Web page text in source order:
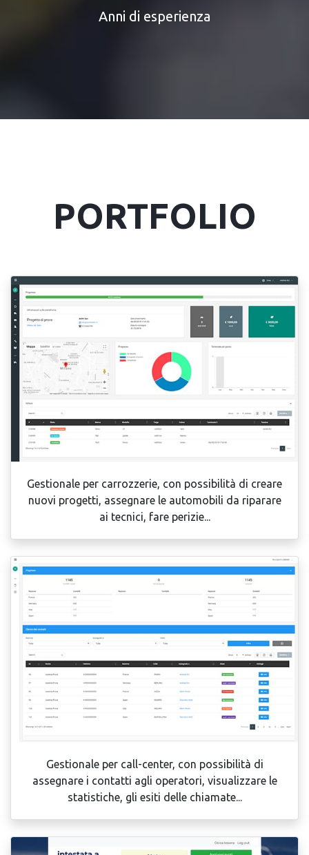
Anni di esperienza
PORTFOLIO
Gestionale per carrozzerie, con possibilità di creare
nuovi progetti, assegnare le automobili da riparare
ai tecnici, fare perizie...
Gestionale per call-center, con possibilità di
assegnare i contatti agli operatori, visualizzare le
statistiche, gli esiti delle chiamate...